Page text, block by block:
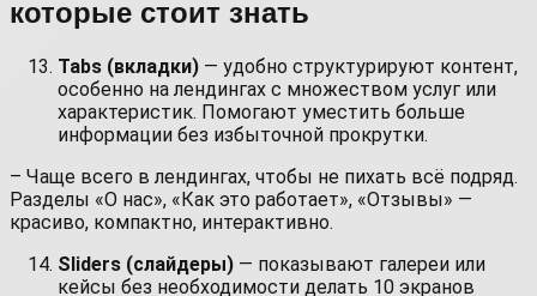
которые стоит знать
Tabs (вкладки) — удобно структурируют контент,
особенно на лендингах с множеством услуг или
характеристик. Помогают уместить больше
информации без избыточной прокрутки.
– Чаще всего в лендингах, чтобы не пихать всё подряд.
Разделы «О нас», «Как это работает», «Отзывы» —
красиво, компактно, интерактивно.
Sliders (слайдеры) — показывают галереи или
кейсы без необходимости делать 10 экранов